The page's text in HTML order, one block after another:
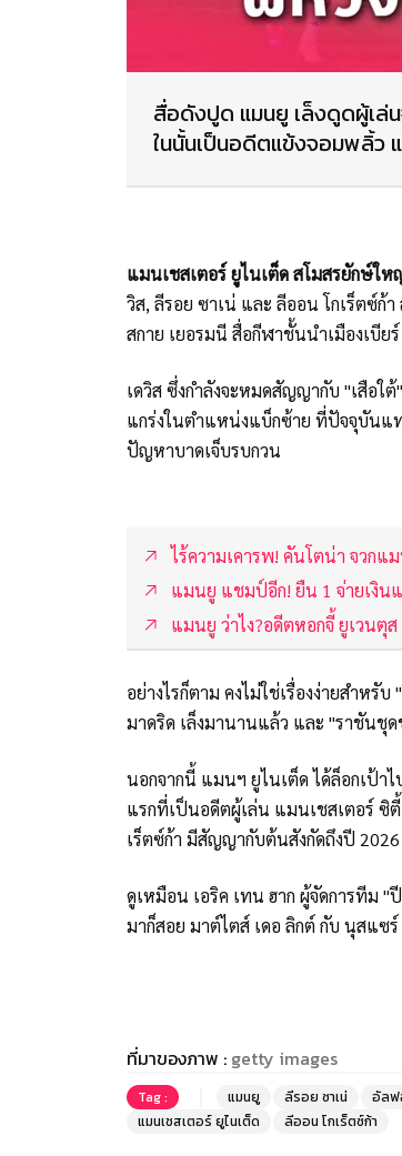
สื่อดังปูด แมนยู เล็งดูดผู้เล่
ในนั้นเป็นอดีตแข้งจอมพลิ้ว
แมนเชสเตอร์ ยูไนเต็ด สโมสรยักษ์ใ
วิส, ลีรอย ซาเน่ และ ลีออน โกเร็ตซ์ก้
สกาย เยอรมนี สื่อกีฬาชั้นนำเมืองเบี
เดวิส ซึ่งกำลังจะหมดสัญญากับ "เสือใ
แกร่งในตำแหน่งแบ็กซ้าย ที่ปัจจุบันแท
ปัญหาบาดเจ็บรบกวน
ไร้ความเคารพ! คันโตน่า จวกแ
แมนยู แชมป์อีก! ยืน 1 จ่ายเงิน
แมนยู ว่าไง?อดีตหอกจี้ ยูเวนตุส
อย่างไรก็ตาม คงไม่ใช่เรื่องง่ายสำห
มาดริด เล็งมานานแล้ว และ "ราชันชุ
นอกจากนี้ แมนฯ ยูไนเต็ด ได้ล็อกเป้า
แรกที่เป็นอดีตผู้เล่น แมนเชสเตอร์ ซิ
เร็ตซ์ก้า มีสัญญากับต้นสังกัดถึงปี 2026
ดูเหมือน เอริค เทน ฮาก ผู้จัดการทีม
มาก็สอย มาต์ไตส์ เดอ ลิกต์ กับ นุสแซ
ที่มาของภาพ : getty images
Tag : แมนยู ลีรอย ซาเน่ อัลฟ
แมนเชสเตอร์ ยูไนเต็ด
ลีออน โกเร็ตซ์ก้า